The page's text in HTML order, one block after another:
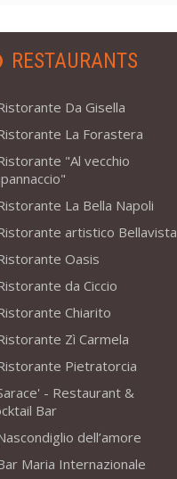
RESTAURANTS
Da Gisella
La Forastera
"Al vecchio
La Bella Napoli
artistico Bellavista
Oasis
da Ciccio
Chiarito
Zì Carmela
Pietratorcia
- Restaurant &
Bar
dell’amore
Maria Internazionale